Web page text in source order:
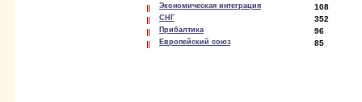
Экономическая интеграция 108
СНГ 352
Прибалтика 96
Европейский союз 85